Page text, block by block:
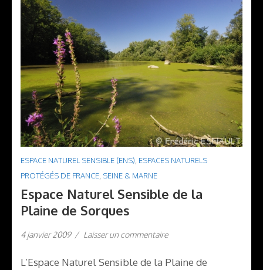
ESPACE NATUREL SENSIBLE (ENS), ESPACES NATURELS
PROTÉGÉS DE FRANCE, SEINE & MARNE
Espace Naturel Sensible de la
Plaine de Sorques
4 janvier 2009 / Laisser un commentaire
L’Espace Naturel Sensible de la Plaine de